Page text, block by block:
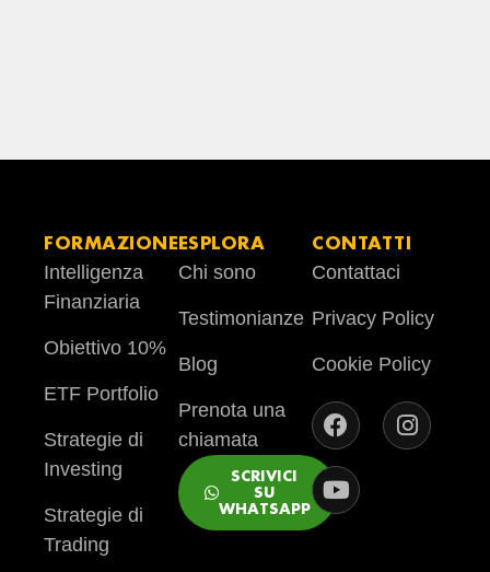
FORMAZIONE
Intelligenza
Finanziaria
Obiettivo 10%
ETF Portfolio
Strategie di
Investing
Strategie di
Trading
ESPLORA
Chi sono
Testimonianze
Blog
Prenota una
chiamata
SCRIVICI
SU
WHATSAPP
CONTATTI
Contattaci
Privacy Policy
Cookie Policy